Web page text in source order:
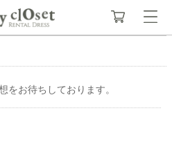
をお待ちしております。